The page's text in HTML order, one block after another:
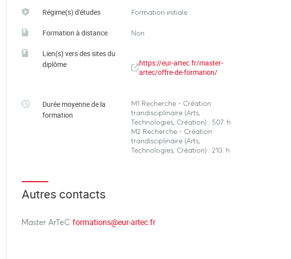
Régime(s) d'études Formation initiale
Formation à distance Non
Lien(s) vers des sites du
diplôme
https://eur-artec.fr/master-
artec/offre-de-formation/
Durée moyenne de la
formation
M1 Recherche - Création
trandisciplinaire (Arts,
Technologies, Création) : 507. h
M2 Recherche - Création
trandisciplinaire (Arts,
Technologies, Création) : 210. h
Autres contacts
Master ArTeC formations@eur-artec.fr